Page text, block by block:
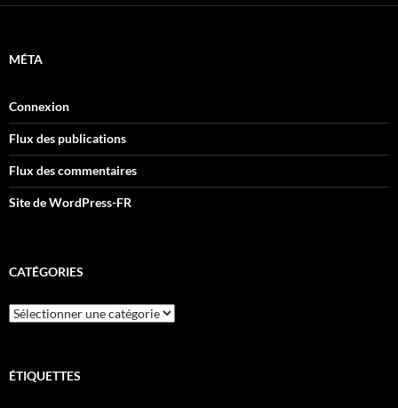
MÉTA
Connexion
Flux des publications
Flux des commentaires
Site de WordPress-FR
CATÉGORIES
Catégories
ÉTIQUETTES